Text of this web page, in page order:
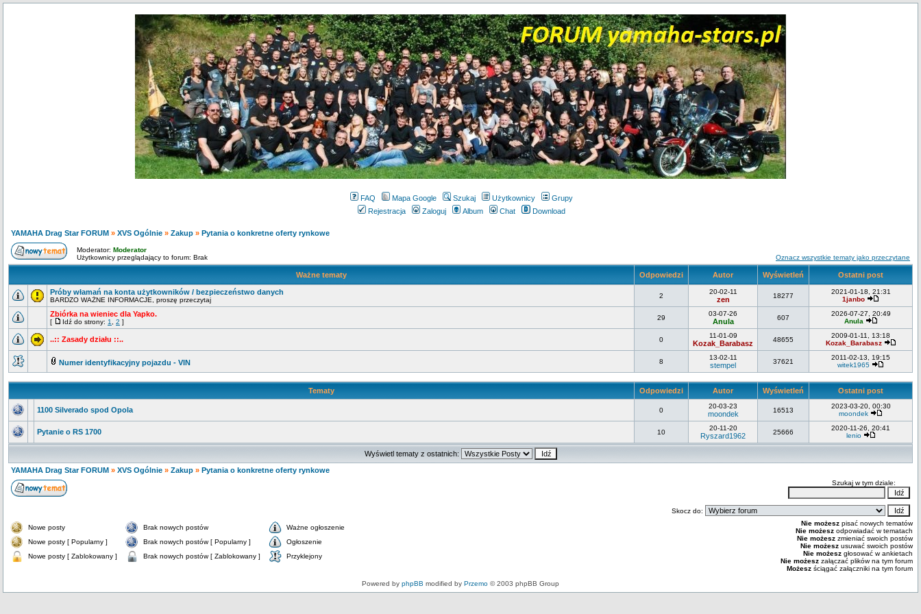
FAQ Mapa Google Szukaj Użytkownicy
Grupy
Rejestracja
Zaloguj Album Chat Download
YAMAHA Drag Star FORUM » XVS Ogólnie » Zakup » Pytania o konkretne oferty rynkowe
Moderator: Moderator
Użytkownicy przeglądający to forum: Brak
Oznacz wszystkie tematy jako przeczytane
Ważne tematy Odpowiedzi Autor Wyświetleń Ostatni post
Próby włamań na konta użytkowników / bezpieczeństwo danych
BARDZO WAŻNE INFORMACJE, proszę przeczytaj
2
20-02-11
zen 18277
2021-01-18, 21:31
1janbo
Zbiórka na wieniec dla Yapko.
[ Idź do strony: 1 2 ]
29
03-07-26
Anula 607
2026-07-27, 20:49
Anula
..:: Zasady działu ::.. 0
11-01-09
Kozak_Barabasz 48655
2009-01-11, 13:18
Kozak_Barabasz
Numer identyfikacyjny pojazdu - VIN 8
13-02-11
stempel 37621
2011-02-13, 19:15
witek1965
Tematy Odpowiedzi Autor Wyświetleń Ostatni post
1100 Silverado spod Opola 0
20-03-23
moondek 16513
2023-03-20, 00:30
moondek
Pytanie o RS 1700 10
20-11-20
Ryszard1962 25666
2020-11-26, 20:41
lenio
Wyświetl tematy z ostatnich:
YAMAHA Drag Star FORUM » XVS Ogólnie » Zakup » Pytania o konkretne oferty rynkowe
Szukaj w tym dziale:
Skocz do:
Nowe posty Brak nowych postów
Ważne ogłoszenie
Nowe posty [ Popularny ]
Brak nowych postów [ Popularny ]
Ogłoszenie
Nowe posty [ Zablokowany ]
Brak nowych postów [ Zablokowany ] Przyklejony
Nie możesz pisać nowych tematów
Nie możesz odpowiadać w tematach
Nie możesz zmieniać swoich postów
Nie możesz usuwać swoich postów
Nie możesz głosować w ankietach
Nie możesz załączać plików na tym forum
Możesz ściągać załączniki na tym forum
Powered by phpBB modified by Przemo © 2003 phpBB Group